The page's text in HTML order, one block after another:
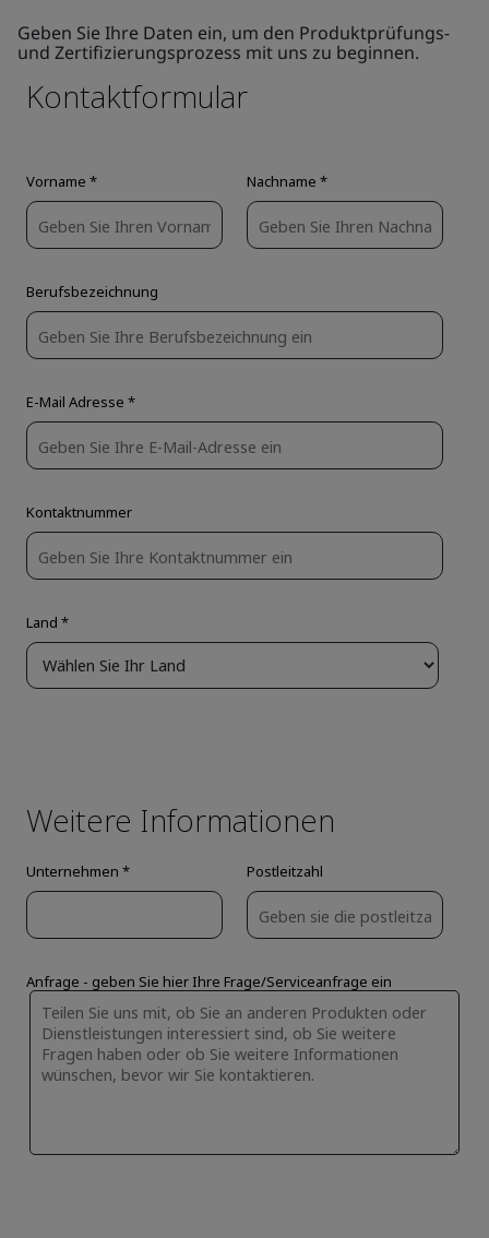
Geben Sie Ihre Daten ein, um den Produktprüfungs-
und Zertifizierungsprozess mit uns zu beginnen.